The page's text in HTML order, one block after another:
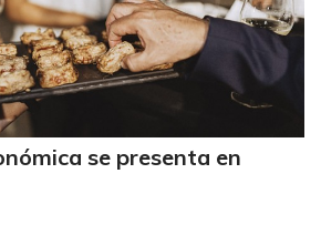
se presenta en